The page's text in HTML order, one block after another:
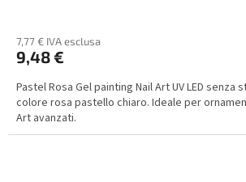
7,77 € IVA esclusa
9,48 €
Pastel Rosa Gel painting Nail Art UV LED
colore rosa pastello chiaro. Ideale per
Art avanzati.